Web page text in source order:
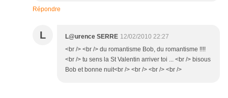
Répondre
L L@urence SERRE 12/02/2010 22:27
<br /> <br /> du romantisme Bob, du romantisme !!!!
<br /> tu sens la St Valentin arriver toi ... <br /> bisous
Bob et bonne nuit<br /> <br /> <br /> <br />